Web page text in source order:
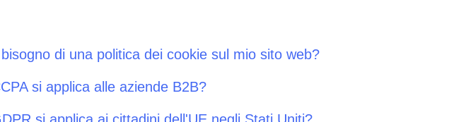
di una politica dei cookie sul mio sito web?
si applica alle aziende B2B?